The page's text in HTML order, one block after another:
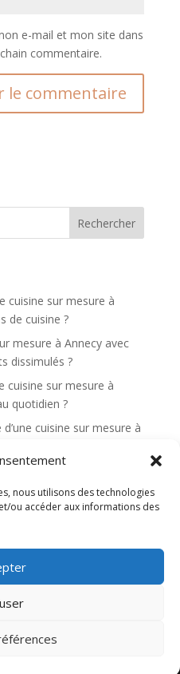
nous utilisons des technologies
ou accéder aux informations des
e-mail et mon site dans
commentaire.
Rechercher
cuisine sur mesure à
de cuisine ?
mesure à Annecy avec
dissimulés ?
cuisine sur mesure à
quotidien ?
cuisine sur mesure à
cuisine sur mesure à
sur le salon ?
de communication